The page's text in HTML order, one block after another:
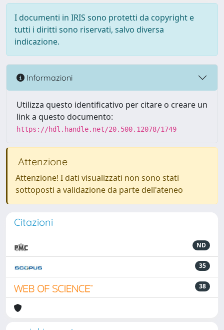
I documenti in IRIS sono protetti da copyright e
tutti i diritti sono riservati, salvo diversa
indicazione.
Informazioni
Utilizza questo identificativo per citare o creare un
link a questo documento:
https://hdl.handle.net/20.500.12078/1749
Attenzione
Attenzione! I dati visualizzati non sono stati
sottoposti a validazione da parte dell'ateneo
Citazioni
ND
35
38